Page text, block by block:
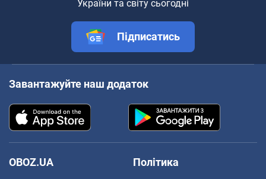
України та світу сьогодні
Підписатись
Завантажуйте наш додаток
OBOZ.UA
Політика